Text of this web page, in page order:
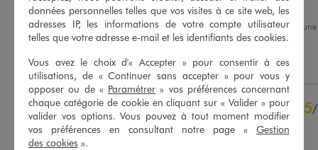
Basé sur 43 avis soumis à un
Voir tous les avis sur ce site
5étoiles
39
4étoiles
3
3étoiles
1
2étoiles
Magnifique petite veste
Avis du03/08/2026 , suite à
22/07/2026 parJulie G.
Utile (0) Signaler
5/
Avis vérifié et récompensé
données personnelles telles que vos visites à ce site web, les
adresses IP, les informations de votre compte utilisateur
telles que votre adresse e-mail et les identifiants des cookies.
Vous avez le choix d'« Accepter » pour consentir à ces
utilisations, de « Continuer sans accepter » pour vous y
opposer ou de « Paramétrer » vos préférences concernant
chaque catégorie de cookie en cliquant sur « Valider » pour
valider vos options. Vous pouvez à tout moment modifier
vos préférences en consultant notre page « Gestion
des cookies ».